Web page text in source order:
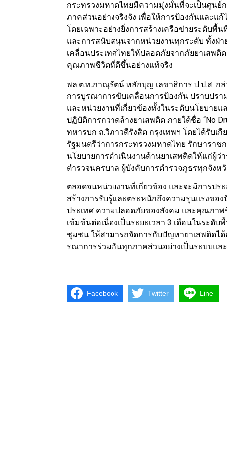
กระทรวงมหาดไทยมีความมุ่งมั่นที่จะเป็นศูน
ภาคส่วนอย่างจริงจัง เพื่อให้การป้องกันและแ
โดยเฉพาะอย่างยิ่งการสร้างเครือข่ายระดับพื้
และการสนับสนุนจากหน่วยงานทุกระดับ ทั้งฝ่
เคลื่อนประเทศไทยให้ปลอดภัยจากภัยยาเสพ
คุณภาพชีวิตที่ดีขึ้นอย่างแท้จริง
พล.ต.ท.ภาณุรัตน์ หลักบุญ เลขาธิการ ป.ป.ส. ก
การบูรณาการขับเคลื่อนการป้องกัน ปราบปร
และหน่วยงานที่เกี่ยวข้องทั้งในระดับนโยบาย
ปฏิบัติการกวาดล้างยาเสพติด ภายใต้ชื่อ “No
ทหารบก ถ.วิภาวดีรังสิต กรุงเทพฯ โดยได้รับเ
รัฐมนตรีว่าการกระทรวงมหาดไทย รักษารา
นโยบายการดำเนินงานด้านยาเสพติดให้แก่ผู้
ตำรวจนครบาล ผู้บังคับการตำรวจภูธรทุกจัง
ตลอดจนหน่วยงานที่เกี่ยวข้อง และจะมีการปร
สร้างการรับรู้และตระหนักถึงความรุนแรงขอ
ประเทศ ความปลอดภัยของสังคม และคุณภาพ
เข้มข้นต่อเนื่องเป็นระยะเวลา 3 เดือนในระดั
ชุมชน ให้สามารถจัดการกับปัญหายาเสพติดไ
รณาการร่วมกันทุกภาคส่วนอย่างเป็นระบบและ
Facebook Twitter Line